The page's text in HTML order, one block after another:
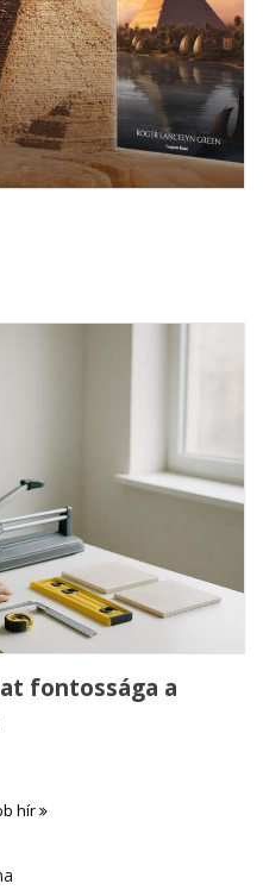
fontossága a
hír